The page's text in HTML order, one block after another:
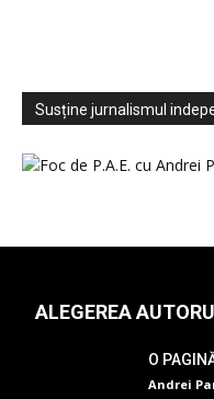
Sondaje
Video
Susține jurnalismul
ALEGEREA
O
Andrei